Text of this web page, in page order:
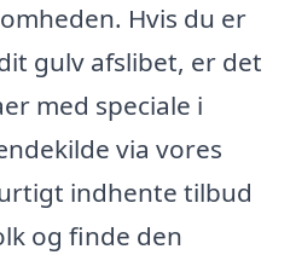
Hvis du er
gulv afslibet, er det
med speciale i
via vores
indhente tilbud
og finde den